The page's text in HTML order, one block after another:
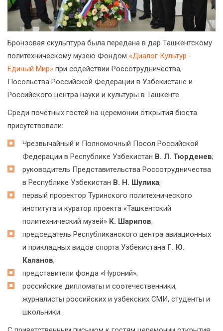
Бронзовая скульптура была передана в дар Ташкентскому
политехническому музею Фондом «Диалог Культур -
Единый Мир» при содействии Россотрудничества,
Посольства Российской Федерации в Узбекистане и
Российского центра науки и культуры в Ташкенте.
Среди почётных гостей на церемонии открытия бюста
присутствовали:
Чрезвычайный и Полномочный Посол Российской
Федерации в Республике Узбекистан В. Л. Тюрденев;
руководитель Представительства Россотрудничества
в Республике Узбекистан В. Н. Шулика;
первый проректор Туринского политехнического
института и куратор проекта «Ташкентский
политехнический музей» К. Шарипов;
председатель Республиканского центра авиационных
и прикладных видов спорта Узбекистана Г. Ю.
Каланов;
представители фонда «Нуроний»;
российские дипломаты и соотечественники,
журналисты российских и узбекских СМИ, студенты и
школьники.